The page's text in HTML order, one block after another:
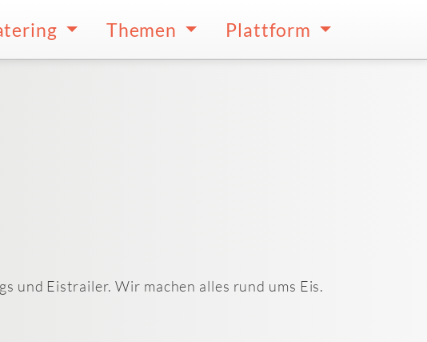
Themen Plattform
und Eistrailer. Wir machen alles rund ums Eis.